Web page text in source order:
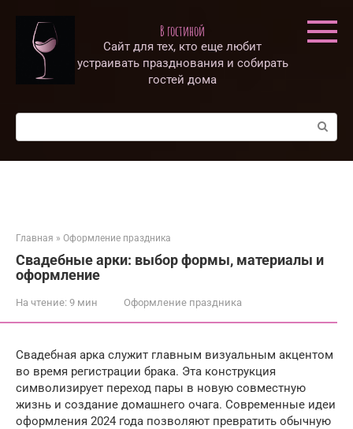
контенту
В гостиной
Сайт для тех, кто еще любит
устраивать празднования и собирать
гостей дома
Поиск:
Главная » Оформление праздника
Свадебные арки: выбор формы, материалы и
оформление
На чтение: 9 мин Оформление праздника
Свадебная арка служит главным визуальным акцентом
во время регистрации брака. Эта конструкция
символизирует переход пары в новую совместную
жизнь и создание домашнего очага. Современные идеи
оформления 2024 года позволяют превратить обычную